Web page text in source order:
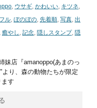
, ウサギ, かわいい, キツネ,
ル, ぼのぼの, 先着順, 写真, 出
, 癒やし , 記念, 隠しスタンプ, 隠
妹店『amanoppo(あまのっ
り、森の動物たちが限定
す